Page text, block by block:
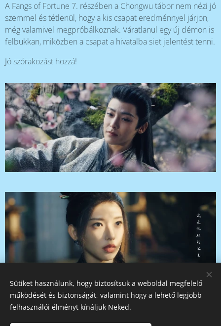
A Fangs of Fortune 7. részében a Chongwu tábor nem nézi jó
szemmel és tétlenül, hogy a kis csapat eredménnyel járjon,
még valamivel megpróbálkoznak. Váratlanul egy új démon is
felbukkan, miközben a csapat a hivatalba siet jelentést tenni.
Jó szórakozást hozzá!
Sütiket használunk, hogy biztosítsuk a weboldal megfelelő
működését és biztonságát, valamint hogy a lehető legjobb
felhasználói élményt kínáljuk Neked.